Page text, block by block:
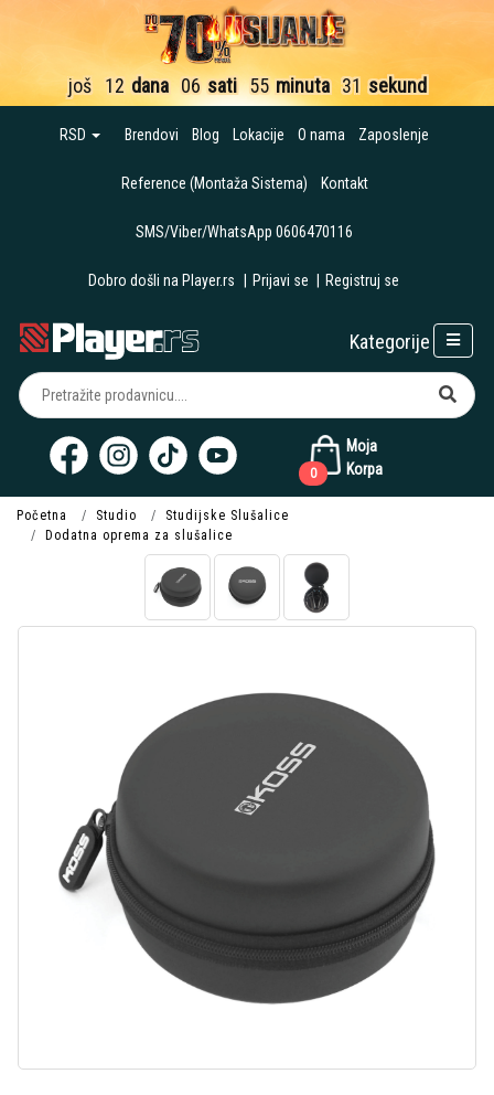
još 12 dana 06 sati 55 minuta 30 sekundi
RSD Brendovi Blog Lokacije O nama Zaposlenje
Reference (Montaža Sistema) Kontakt
SMS/Viber/WhatsApp 0606470116
Dobro došli na Player.rs Prijavi se Registruj se
Moja
Korpa
0
Kategorije
Početna Studio
Studijske Slušalice
Dodatna oprema za slušalice